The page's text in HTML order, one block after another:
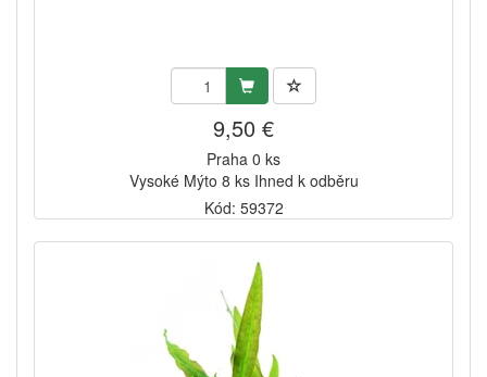
9,50 €
Praha 0 ks
Vysoké Mýto 8 ks Ihned k odběru
Kód: 59372